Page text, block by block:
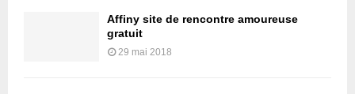
Affiny site de rencontre amoureuse
gratuit
29 mai 2018